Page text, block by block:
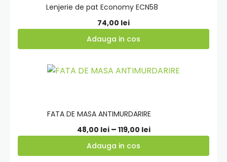
Lenjerie de pat Economy ECN58
74,00 lei
Adauga in cos
FATA DE MASA ANTIMURDARIRE
48,00 lei – 119,00 leiInterval
prețuri:
Adauga in cos
Adauga